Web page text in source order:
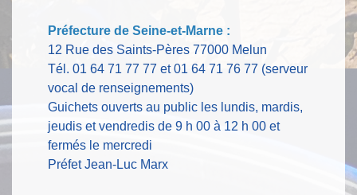
Préfecture de Seine-et-Marne :
12 Rue des Saints-Pères 77000 Melun
Tél. 01 64 71 77 77 et 01 64 71 76 77 (serveur
vocal de renseignements)
Guichets ouverts au public les lundis, mardis,
jeudis et vendredis de 9 h 00 à 12 h 00 et
fermés le mercredi
Préfet Jean-Luc Marx